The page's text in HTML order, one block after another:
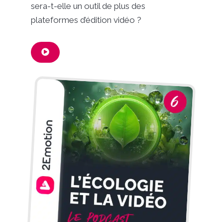
sera-t-elle un outil de plus des
plateformes d’édition vidéo ?